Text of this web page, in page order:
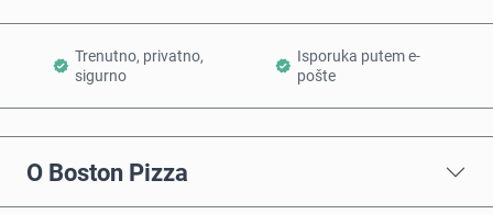
Trenutno, privatno,
sigurno
Isporuka putem e-
pošte
O Boston Pizza